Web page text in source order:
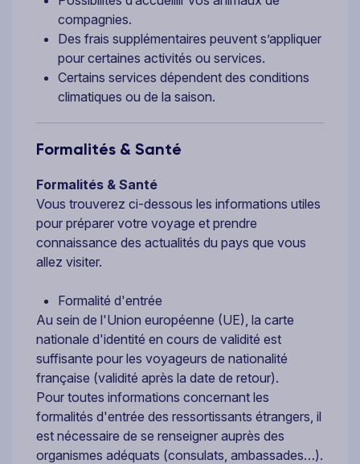
compagnies.
Des frais supplémentaires peuvent s’appliquer
pour certaines activités ou services.
Certains services dépendent des conditions
climatiques ou de la saison.
Formalités & Santé
Formalités & Santé
Vous trouverez ci-dessous les informations utiles
pour préparer votre voyage et prendre
connaissance des actualités du pays que vous
allez visiter.
Formalité d'entrée
Au sein de l'Union européenne (UE), la carte
nationale d'identité en cours de validité est
suffisante pour les voyageurs de nationalité
française (validité après la date de retour).
Pour toutes informations concernant les
formalités d'entrée des ressortissants étrangers, il
est nécessaire de se renseigner auprès des
organismes adéquats (consulats, ambassades…).